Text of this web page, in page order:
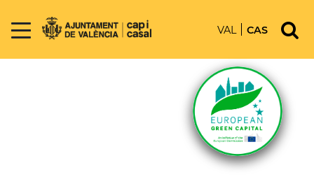
VAL CAS